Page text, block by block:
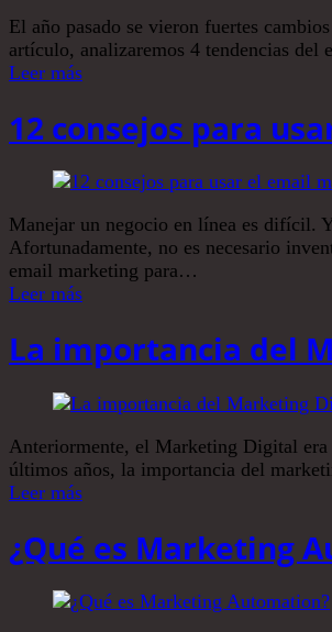
El año pasado se vieron fuertes
artículo, analizaremos 4 tendencias
Leer más
12 consejos para
Manejar un negocio en línea es difícil.
Afortunadamente, no es necesario
email marketing para…
Leer más
La importancia del
Anteriormente, el Marketing Digital
últimos años, la importancia del
Leer más
¿Qué es Marketing